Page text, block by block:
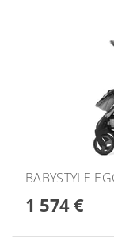
BABYSTYLE
1 574 €